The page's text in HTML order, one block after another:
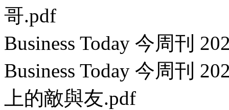
哥.pdf
Business Today 今周刊
Business Today 今周刊
上的敵與友.pdf